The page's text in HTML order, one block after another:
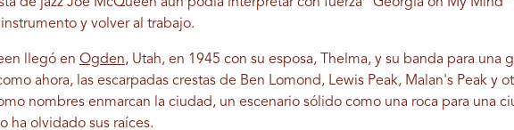
de jazz Joe McQueen aún podía interpretar con fuerza "Georgia on My
y volver al trabajo.
llegó en Ogden, Utah, en 1945 con su esposa, Thelma, y ​​su banda para una
ahora, las escarpadas crestas de Ben Lomond, Lewis Peak, Malan's Peak y
nombres enmarcan la ciudad, un escenario sólido como una roca para una
ha olvidado sus raíces.